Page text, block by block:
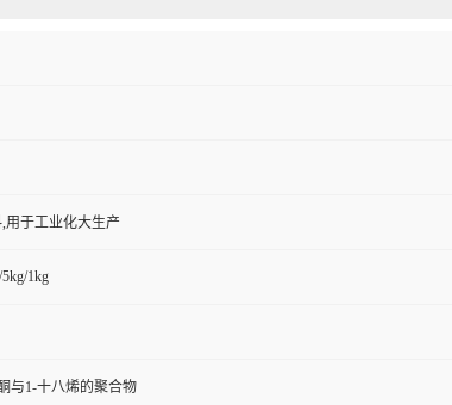
用于工业化大生产
1kg
与1-十八烯的聚合物